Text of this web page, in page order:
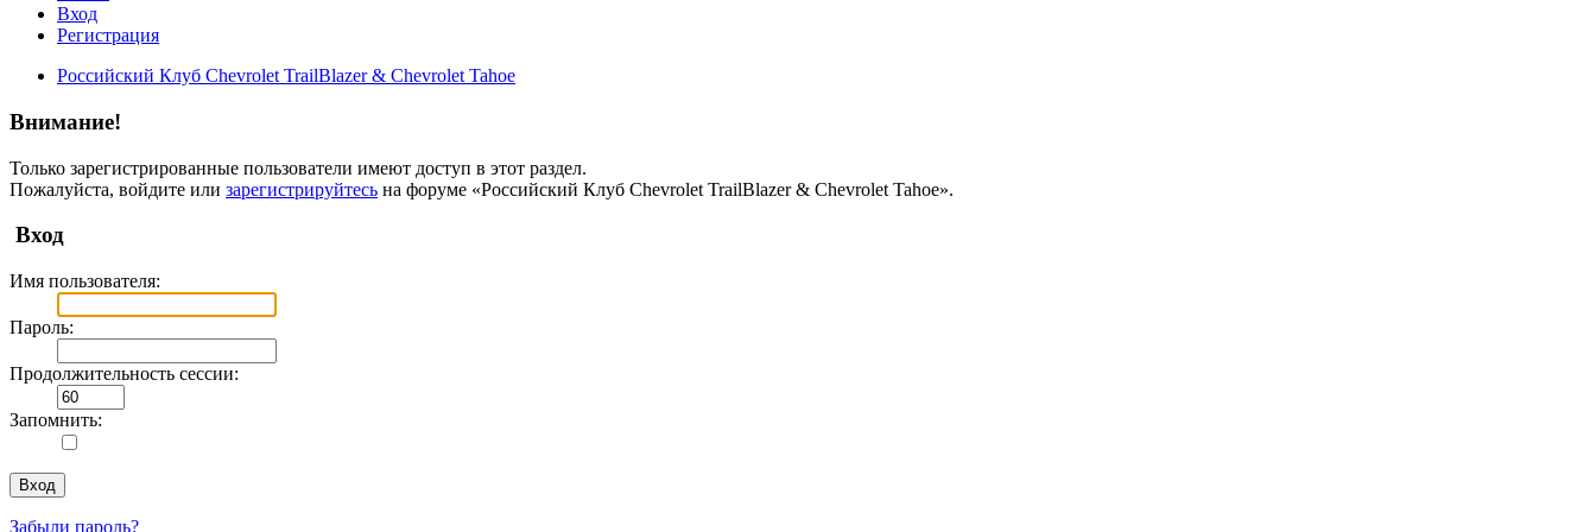
Вход
Регистрация
Российский Клуб Chevrolet TrailBlazer & Chevrolet Tahoe
Внимание!
Только зарегистрированные пользователи имеют доступ в этот раздел.
Пожалуйста, войдите или зарегистрируйтесь на форуме «Российский Клуб Chevrolet TrailBlazer & Chevrolet Tahoe».
Вход
Имя пользователя:
Пароль:
Продолжительность сессии:
Запомнить:
Забыли пароль?